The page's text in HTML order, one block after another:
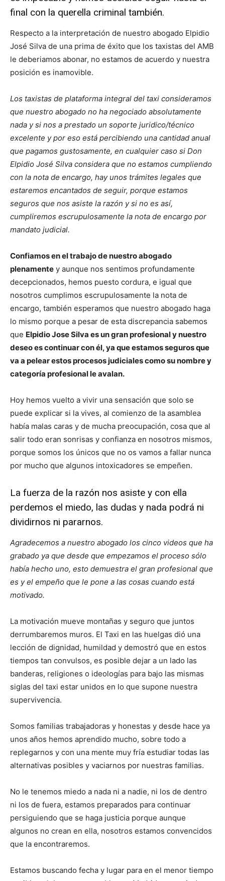
final con la querella criminal también.
Respecto a la interpretación de nuestro abogado Elpidio
José Silva de una prima de éxito que los taxistas del AMB
le deberiamos abonar, no estamos de acuerdo y nuestra
posición es inamovible.
Los taxistas de plataforma integral del taxi consideramos
que nuestro abogado no ha negociado absolutamente
nada y si nos a prestado un soporte juridico/técnico
excelente y por eso está percibiendo una cantidad anual
que pagamos gustosamente, en cualquier caso si Don
Elpidio José Silva considera que no estamos cumpliendo
con la nota de encargo, hay unos trámites legales que
estaremos encantados de seguir, porque estamos
seguros que nos asiste la razón y si no es así,
cumpliremos escrupulosamente la nota de encargo por
mandato judicial.
Confiamos en el trabajo de nuestro abogado
plenamente y aunque nos sentimos profundamente
decepcionados, hemos puesto cordura, e igual que
nosotros cumplimos escrupulosamente la nota de
encargo, también esperamos que nuestro abogado haga
lo mismo porque a pesar de esta discrepancia sabemos
que Elpidio Jose Silva es un gran profesional y nuestro
deseo es continuar con él, ya que estamos seguros que
va a pelear estos procesos judiciales como su nombre y
categoría profesional le avalan.
Hoy hemos vuelto a vivir una sensación que solo se
puede explicar si la vives, al comienzo de la asamblea
había malas caras y de mucha preocupación, cosa que al
salir todo eran sonrisas y confianza en nosotros mismos,
porque somos los únicos que no os vamos a fallar nunca
por mucho que algunos intoxicadores se empeñen.
La fuerza de la razón nos asiste y con ella
perdemos el miedo, las dudas y nada podrá ni
dividirnos ni pararnos.
Agradecemos a nuestro abogado los cinco videos que ha
grabado ya que desde que empezamos el proceso sólo
había hecho uno, esto demuestra el gran profesional que
es y el empeño que le pone a las cosas cuando está
motivado.
La motivación mueve montañas y seguro que juntos
derrumbaremos muros. El Taxi en las huelgas dió una
lección de dignidad, humildad y demostró que en estos
tiempos tan convulsos, es posible dejar a un lado las
banderas, religiones o ideologías para bajo las mismas
siglas del taxi estar unidos en lo que supone nuestra
supervivencia.
Somos familias trabajadoras y honestas y desde hace ya
unos años hemos aprendido mucho, sobre todo a
replegarnos y con una mente muy fría estudiar todas las
alternativas posibles y vaciarnos por nuestras familias.
No le tenemos miedo a nada ni a nadie, ni los de dentro
ni los de fuera, estamos preparados para continuar
persiguiendo que se haga justicia porque aunque
algunos no crean en ella, nosotros estamos convencidos
que la encontraremos.
Estamos buscando fecha y lugar para en el menor tiempo